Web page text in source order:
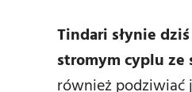
Tindari słynie
stromym cyplu
również podziwiać